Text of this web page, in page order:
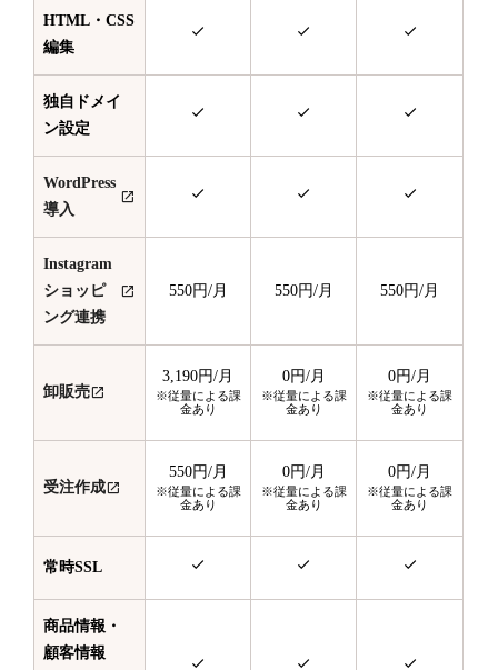
HTML・CSS
編集
独自ドメイ
ン設定
WordPress
導入
Instagram
ショッピ
ング連携
550円/月 550円/月 550円/月
卸販売
3,190円/月
※従量による課
金あり
0円/月
※従量による課
金あり
0円/月
※従量による課
金あり
受注作成
550円/月
※従量による課
金あり
0円/月
※従量による課
金あり
0円/月
※従量による課
金あり
常時SSL
商品情報・
顧客情報